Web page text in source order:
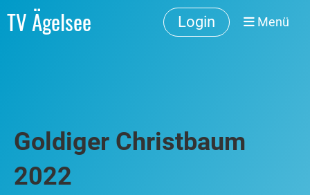
TV Ägelsee Login Menü
Goldiger Christbaum
2022